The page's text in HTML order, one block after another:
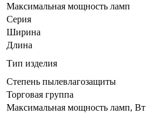
Максимальная мощность ламп
Серия
Ширина
Длина
Тип изделия
Степень пылевлагозащиты
Торговая группа
Максимальная мощность ламп, Вт